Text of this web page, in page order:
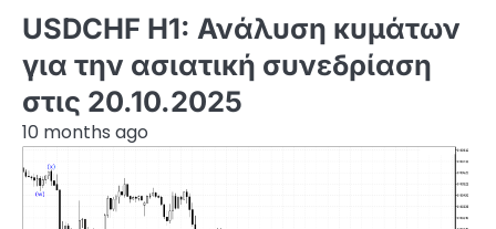
USDCHF H1: Ανάλυση κυμάτων
για την ασιατική συνεδρίαση
στις 20.10.2025
10 months ago